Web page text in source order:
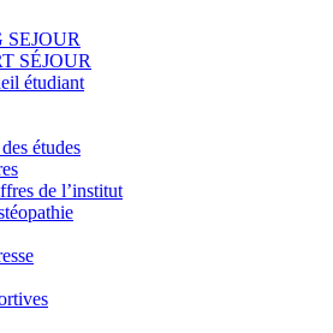
SEJOUR
SÉJOUR
étudiant
études
de l’institut